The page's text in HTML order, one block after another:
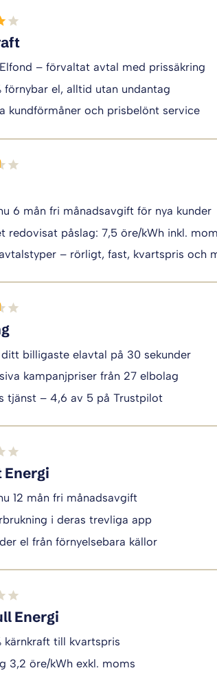
– förvaltat avtal med prissäkring
förnybar el, alltid utan undantag
kundförmåner och prisbelönt service
6 mån fri månadsavgift för nya kunder
redovisat påslag: 7,5 öre/kWh inkl.
– rörligt, fast, kvartspris och
billigaste elavtal på 30 sekunder
kampanjpriser från 27 elbolag
tjänst – 4,6 av 5 på Trustpilot
Energi
12 mån fri månadsavgift
i deras trevliga app
el från förnyelsebara källor
Energi
kärnkraft till kvartspris
3,2 öre/kWh exkl. moms